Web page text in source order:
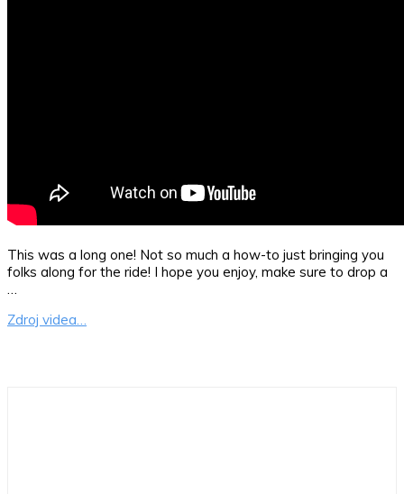
This was a long one! Not so much a how-to just bringing you
folks along for the ride! I hope you enjoy, make sure to drop a
Zdroj videa…